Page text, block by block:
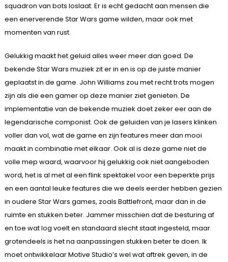
squadron van bots loslaat. Er is echt gedacht aan mensen die
een enerverende Star Wars game wilden, maar ook met
momenten van rust.
Gelukkig maakt het geluid alles weer meer dan goed. De
bekende Star Wars muziek zit er in en is op de juiste manier
geplaatst in de game. John Williams zou met recht trots mogen
zijn als die een gamer op deze manier ziet genieten. De
implementatie van de bekende muziek doet zeker eer aan de
legendarische componist. Ook de geluiden van je lasers klinken
voller dan vol, wat de game en zijn features meer dan mooi
maakt in combinatie met elkaar. Ook al is deze game niet de
volle mep waard, waarvoor hij gelukkig ook niet aangeboden
word, het is al met al een flink spektakel voor een beperkte prijs
en een aantal leuke features die we deels eerder hebben gezien
in oudere Star Wars games, zoals Battlefront, maar dan in de
ruimte en stukken beter. Jammer misschien dat de besturing af
en toe wat log voelt en standaard slecht staat ingesteld, maar
grotendeels is het na aanpassingen stukken beter te doen. Ik
moet ontwikkelaar Motive Studio’s wel wat aftrek geven, in de